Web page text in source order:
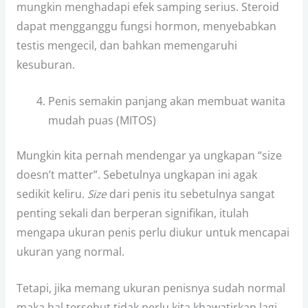
mungkin menghadapi efek samping serius. Steroid
dapat mengganggu fungsi hormon, menyebabkan
testis mengecil, dan bahkan memengaruhi
kesuburan.
Penis semakin panjang akan membuat wanita
mudah puas (MITOS)
Mungkin kita pernah mendengar ya ungkapan “size
doesn’t matter”. Sebetulnya ungkapan ini agak
sedikit keliru. Size dari penis itu sebetulnya sangat
penting sekali dan berperan signifikan, itulah
mengapa ukuran penis perlu diukur untuk mencapai
ukuran yang normal.
Tetapi, jika memang ukuran penisnya sudah normal